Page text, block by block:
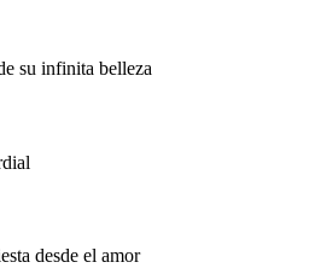
su infinita belleza
desde el amor